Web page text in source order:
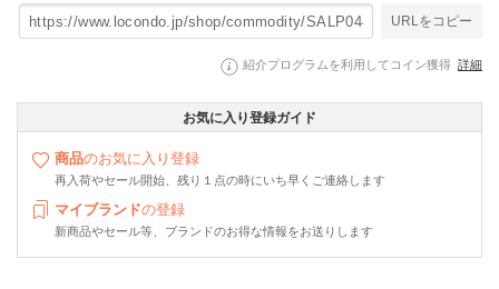
URLをコピー
紹介プログラムを利用してコイン獲得 詳細
お気に入り登録ガイド
商品のお気に入り登録
再入荷やセール開始、残り１点の時にいち早くご連絡します
マイブランドの登録
新商品やセール等、ブランドのお得な情報をお送りします